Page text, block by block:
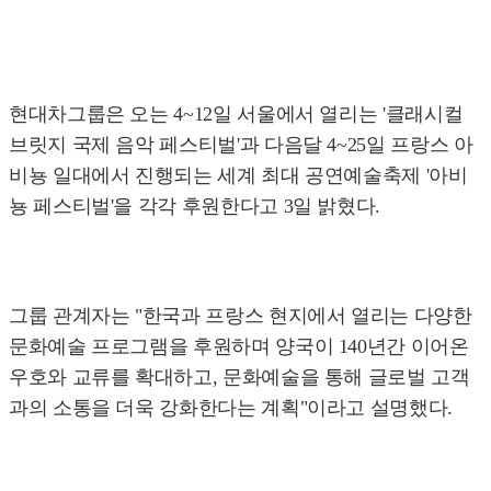
현대차그룹은 오는 4~12일 서울에서 열리는 '클래시컬
브릿지 국제 음악 페스티벌'과 다음달 4~25일 프랑스 아
비뇽 일대에서 진행되는 세계 최대 공연예술축제 '아비
뇽 페스티벌'을 각각 후원한다고 3일 밝혔다.
그룹 관계자는 "한국과 프랑스 현지에서 열리는 다양한
문화예술 프로그램을 후원하며 양국이 140년간 이어온
우호와 교류를 확대하고, 문화예술을 통해 글로벌 고객
과의 소통을 더욱 강화한다는 계획"이라고 설명했다.